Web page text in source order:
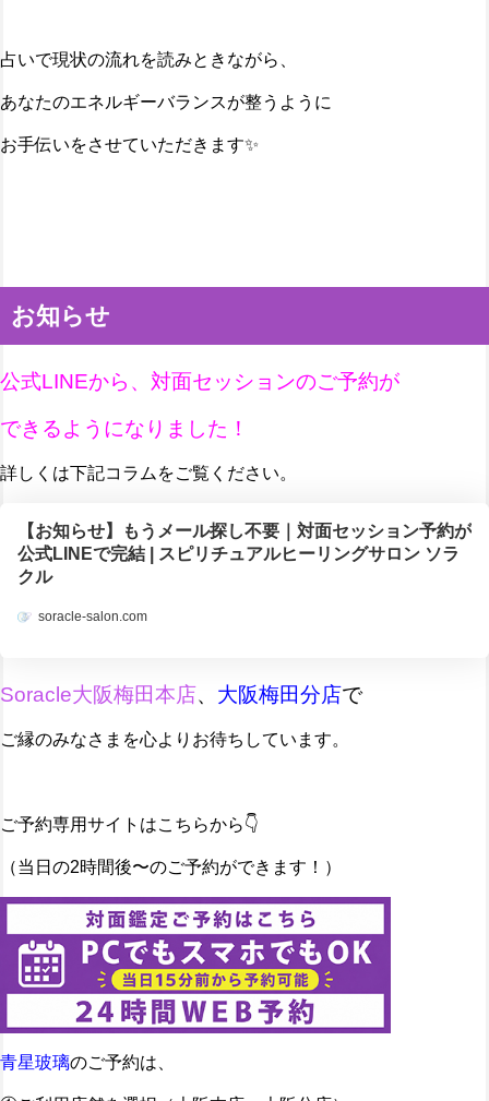
占いで現状の流れを読みときながら、
あなたのエネルギーバランスが整うように
お手伝いをさせていただきます✨
お知らせ
公式LINEから、対面セッションのご予約が
できるようになりました！
詳しくは下記コラムをご覧ください。
【お知らせ】もうメール探し不要｜対面セッション予約が
公式LINEで完結 | スピリチュアルヒーリングサロン ソラ
クル
soracle-salon.com
Soracle大阪梅田本店、 大阪梅田分店で
ご縁のみなさまを心よりお待ちしています。
ご予約専用サイトはこちらから👇️
（当日の2時間後〜のご予約ができます！）
青星玻璃のご予約は、